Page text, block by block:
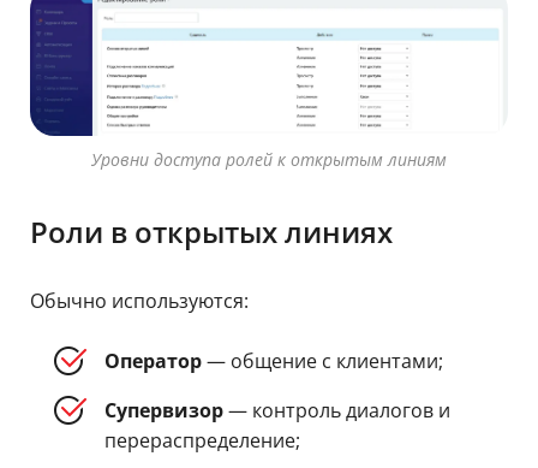
Уровни доступа ролей к открытым линиям
Роли в открытых линиях
Обычно используются:
Оператор— общение с клиентами;
Супервизор— контроль диалогов и
перераспределение;